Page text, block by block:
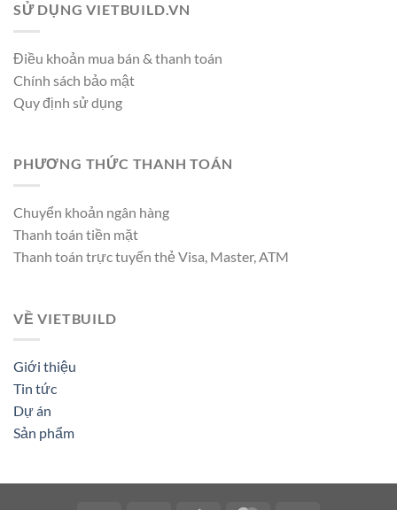
SỬ DỤNG VIETBUILD.VN
Điều khoản mua bán & thanh toán
Chính sách bảo mật
Quy định sử dụng
PHƯƠNG THỨC THANH TOÁN
Chuyển khoản ngân hàng
Thanh toán tiền mặt
Thanh toán trực tuyến thẻ Visa, Master, ATM
VỀ VIETBUILD
Giới thiệu
Tin tức
Dự án
Sản phẩm